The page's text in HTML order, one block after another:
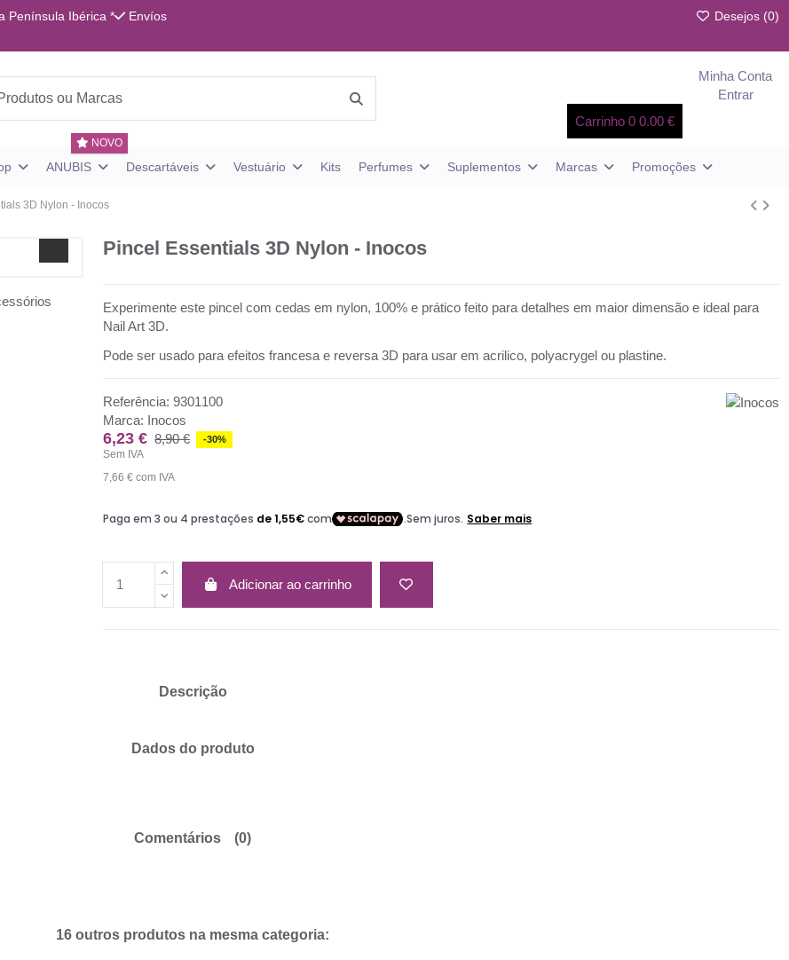
Península Ibérica *
Envíos
Desejos (0)
Minha Conta
Entrar
Carrinho 0 0.00 €
ANUBIS
NOVO
Descartáveis Vestuário Kits Perfumes Suplementos Marcas Promoções
3D Nylon - Inocos
Pincel Essentials 3D Nylon - Inocos
Experimente este pincel com cedas em nylon, 100% e prático feito para detalhes em maior dimensão e ideal para
Nail Art 3D.
Pode ser usado para efeitos francesa e reversa 3D para usar em acrilico, polyacrygel ou plastine.
Referência: 9301100
Marca: Inocos
6,23 € 8,90 € -30%
Sem IVA
7,66 € com IVA
Adicionar ao carrinho
Descrição
Dados do produto
Comentários
(0)
16 outros produtos na mesma categoria: